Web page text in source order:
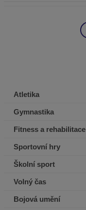
Atletika
Gymnastika
Fitness a rehabilitace
Sportovní hry
Školní sport
Volný čas
Bojová umění